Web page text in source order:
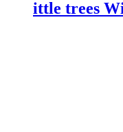
ittle trees